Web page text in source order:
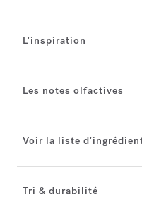
L'inspiration
Les notes olfactives
Voir la liste
Tri & durabilité